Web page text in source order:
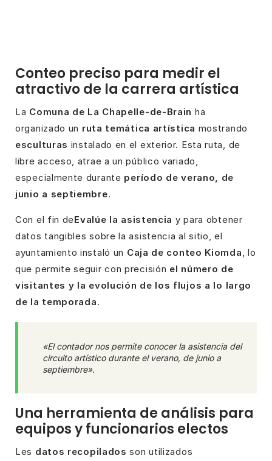
Conteo preciso para medir el
atractivo de la carrera artística
La Comuna de La Chapelle-de-Brain ha
organizado un ruta temática artística mostrando
esculturas instalado en el exterior. Esta ruta, de
libre acceso, atrae a un público variado,
especialmente durante período de verano, de
junio a septiembre.
Con el fin deEvalúe la asistencia y para obtener
datos tangibles sobre la asistencia al sitio, el
ayuntamiento instaló un Caja de conteo Kiomda, lo
que permite seguir con precisión el número de
visitantes y la evolución de los flujos a lo largo
de la temporada.
«El contador nos permite conocer la asistencia del
circuito artístico durante el verano, de junio a
septiembre».
Una herramienta de análisis para
equipos y funcionarios electos
Les datos recopilados son utilizados